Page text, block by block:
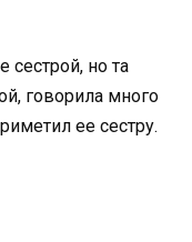
сестрой, но та
говорила много
ее сестру.